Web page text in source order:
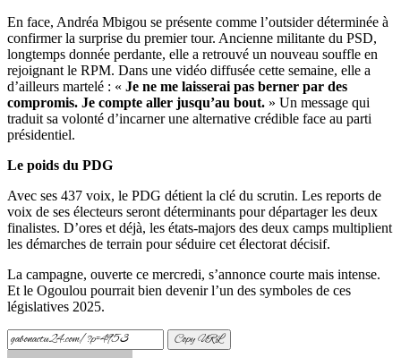
En face, Andréa Mbigou se présente comme l’outsider déterminée à
confirmer la surprise du premier tour. Ancienne militante du PSD,
longtemps donnée perdante, elle a retrouvé un nouveau souffle en
rejoignant le RPM. Dans une vidéo diffusée cette semaine, elle a
d’ailleurs martelé : « Je ne me laisserai pas berner par des
compromis. Je compte aller jusqu’au bout. » Un message qui
traduit sa volonté d’incarner une alternative crédible face au parti
présidentiel.
Le poids du PDG
Avec ses 437 voix, le PDG détient la clé du scrutin. Les reports de
voix de ses électeurs seront déterminants pour départager les deux
finalistes. D’ores et déjà, les états-majors des deux camps multiplient
les démarches de terrain pour séduire cet électorat décisif.
La campagne, ouverte ce mercredi, s’annonce courte mais intense.
Et le Ogoulou pourrait bien devenir l’un des symboles de ces
législatives 2025.
Copy URL